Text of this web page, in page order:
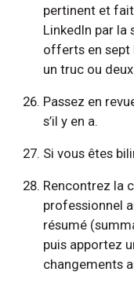
pertinent et
LinkedIn par la
offerts en sept
un truc ou
Passez en
s’il y en a.
Si vous êtes
Rencontrez la
professionnel
résumé
puis apportez
changements